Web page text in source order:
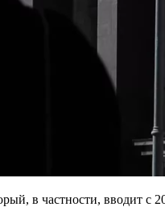
в частности, вводит